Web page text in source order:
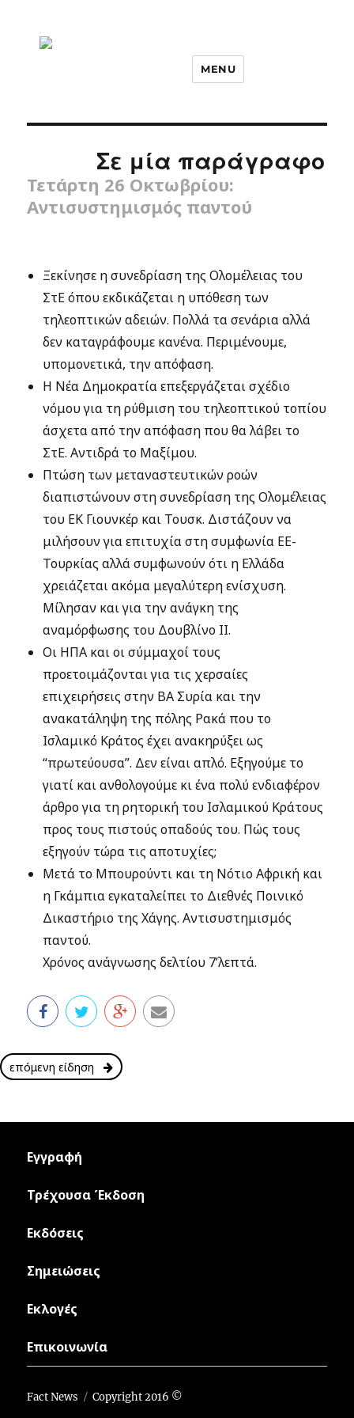
MENU
Σε μία παράγραφο
Τετάρτη 26 Οκτωβρίου:
Αντισυστημισμός παντού
Ξεκίνησε η συνεδρίαση της Ολομέλειας του
ΣτΕ όπου εκδικάζεται η υπόθεση των
τηλεοπτικών αδειών. Πολλά τα σενάρια αλλά
δεν καταγράφουμε κανένα. Περιμένουμε,
υπομονετικά, την απόφαση.
Η Νέα Δημοκρατία επεξεργάζεται σχέδιο
νόμου για τη ρύθμιση του τηλεοπτικού τοπίου
άσχετα από την απόφαση που θα λάβει το
ΣτΕ. Αντιδρά το Μαξίμου.
Πτώση των μεταναστευτικών ροών
διαπιστώνουν στη συνεδρίαση της Ολομέλειας
του ΕΚ Γιουνκέρ και Τουσκ. Διστάζουν να
μιλήσουν για επιτυχία στη συμφωνία ΕΕ-
Τουρκίας αλλά συμφωνούν ότι η Ελλάδα
χρειάζεται ακόμα μεγαλύτερη ενίσχυση.
Μίλησαν και για την ανάγκη της
αναμόρφωσης του Δουβλίνο ΙΙ.
Οι ΗΠΑ και οι σύμμαχοί τους
προετοιμάζονται για τις χερσαίες
επιχειρήσεις στην ΒΑ Συρία και την
ανακατάληψη της πόλης Ρακά που το
Ισλαμικό Κράτος έχει ανακηρύξει ως
“πρωτεύουσα”. Δεν είναι απλό. Εξηγούμε το
γιατί και ανθολογούμε κι ένα πολύ ενδιαφέρον
άρθρο για τη ρητορική του Ισλαμικού Κράτους
προς τους πιστούς οπαδούς του. Πώς τους
εξηγούν τώρα τις αποτυχίες;
Μετά το Μπουρούντι και τη Νότιο Αφρική και
η Γκάμπια εγκαταλείπει το Διεθνές Ποινικό
Δικαστήριο της Χάγης. Αντισυστημισμός
παντού.
Χρόνος ανάγνωσης δελτίου 7’λεπτά.
επόμενη είδηση
Εγγραφή
Τρέχουσα Έκδοση
Εκδόσεις
Σημειώσεις
Εκλογές
Επικοινωνία
Fact News Copyright 2016 ©